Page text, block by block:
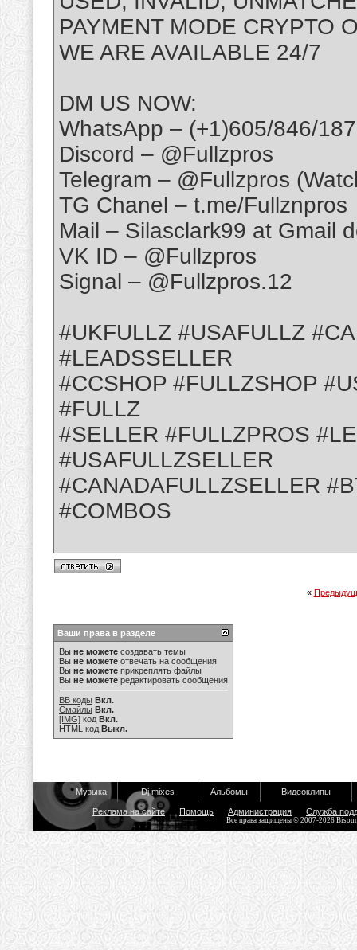
PAYMENT MODE CRYPTO
WE ARE AVAILABLE 24/7
DM US NOW:
WhatsApp – (+1)605/846/
Discord – @Fullzpros
Telegram – @Fullzpros
TG Chanel – t.me/Fullznpros
Mail – Silasclark99 at Gmail
VK ID – @Fullzpros
Signal – @Fullzpros.12
#UKFULLZ #USAFULLZ
#LEADSSELLER
#CCSHOP #FULLZSHOP
#FULLZ
#SELLER #FULLZPROS
#USAFULLZSELLER
#CANADAFULLZSELLER
#COMBOS
«
Ваши права в разделе
Вы не можете создавать темы
Вы не можете отвечать на сообщения
Вы не можете прикреплять файлы
Вы не можете редактировать сообщения
BB коды Вкл.
Смайлы Вкл.
[IMG] код Вкл.
HTML код Выкл.
Музыка Dj mixes Альбомы Видеоклипы
Реклама на сайте Помощь Администрация Служба
Все права защищены © 2007-2026